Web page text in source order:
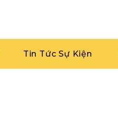
Tin Tức Sự Kiện